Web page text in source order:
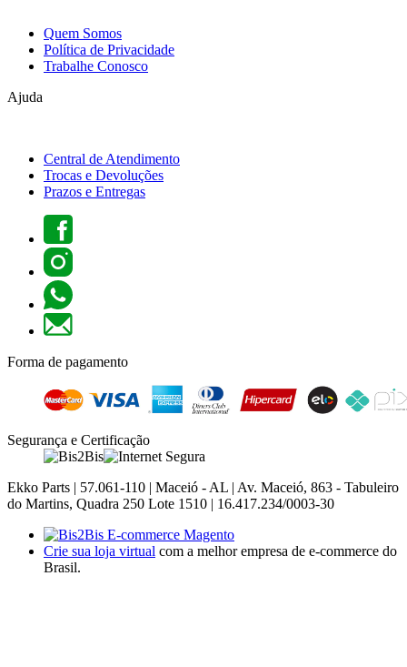
Quem Somos
Política de Privacidade
Trabalhe Conosco
Ajuda
Central de Atendimento
Trocas e Devoluções
Prazos e Entregas
Forma de pagamento
Segurança e Certificação
Ekko Parts | 57.061-110 | Maceió - AL | Av. Maceió, 863 - Tabuleiro
do Martins, Quadra 250 Lote 1510 | 16.417.234/0003-30
Crie sua loja virtual com a melhor empresa de e-commerce do
Brasil.